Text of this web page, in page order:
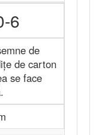
6
de
de carton
se face